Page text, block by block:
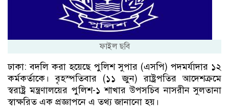
ফাইল ছবি
ঢাকা: বদলি করা হয়েছে পুলিশ সুপার (এসপি) পদমর্যাদার ১২
কর্মকর্তাকে। বৃহস্পতিবার (১১ জুন) রাষ্ট্রপতির আদেশক্রমে
স্বরাষ্ট্র মন্ত্রণালয়ের পুলিশ-১ শাখার উপসচিব নাসরীন সুলতানা
স্বাক্ষরিত এক প্রজ্ঞাপনে এ তথ্য জানানো হয়।